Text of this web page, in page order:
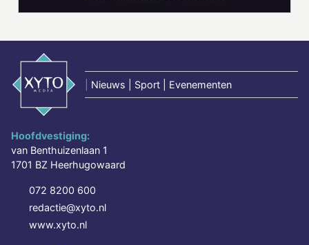
Nieuws | Sport | Evenementen
Hoofdvestiging:
van Benthuizenlaan 1
1701 BZ Heerhugowaard
072 8200 600
redactie@xyto.nl
www.xyto.nl